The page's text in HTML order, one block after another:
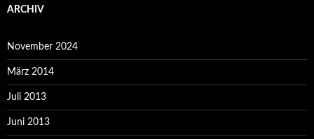
ARCHIV
November 2024
März 2014
Juli 2013
Juni 2013